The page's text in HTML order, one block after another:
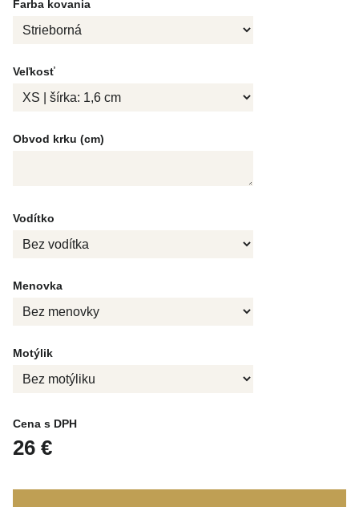
Farba kovania
Veľkosť
Obvod krku (cm)
Vodítko
Menovka
Motýlik
Cena s DPH
26 €